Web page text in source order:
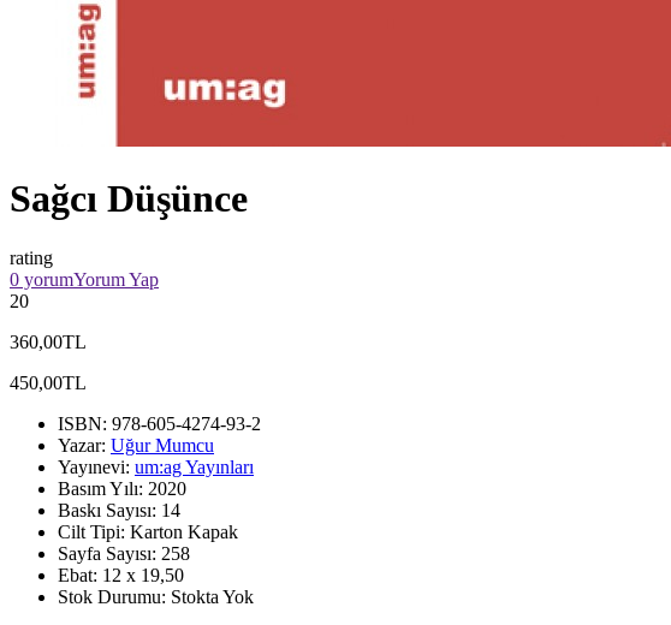
Sağcı Düşünce
rating
0 yorumYorum Yap
20
360,00TL
450,00TL
ISBN: 978-605-4274-93-2
Yazar: Uğur Mumcu
Yayınevi: um:ag Yayınları
Basım Yılı: 2020
Baskı Sayısı: 14
Cilt Tipi: Karton Kapak
Sayfa Sayısı: 258
Ebat: 12 x 19,50
Stok Durumu: Stokta Yok